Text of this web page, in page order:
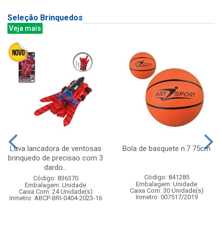
Seleção Brinquedos
Veja mais
Luva lancadora de ventosas
brinquedo de precisao com 3
dardo...
Código: 836370
Embalagem: Unidade
Caixa Com: 24 Unidade(s)
Inmetro: ABCP-BRI-0404-2023-16
Bola de basquete n.7 75cm
Código: 841285
Embalagem: Unidade
Caixa Com: 30 Unidade(s)
Inmetro: 007517/2019